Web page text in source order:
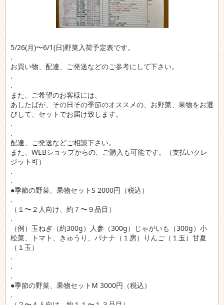
5/26(月)〜6/1(日)野菜入荷予定表です。
.
お買い物、配達、ご発送などのご参考にして下さい。
.
.
また、ご希望のお客様には、
あしたばが、その日その季節のオススメの、お野菜、果物をお選
びして、セットでお届け致します。
.
.
配達、ご発送などご相談下さい。
また、WEBショップからの、ご購入も可能です。（支払いクレ
ジット可）
.
.
●季節の野菜、果物セットS 2000円（税込）
.
（１〜２人向け、約７〜９品目）
.
（例）玉ねぎ（約300g）人参（300g）じゃがいも（300g）小
松菜、トマト、きゅうり、バナナ（１房）りんご（１玉）甘夏
（１玉）
.
.
.
●季節の野菜、果物セットM 3000円（税込）
.